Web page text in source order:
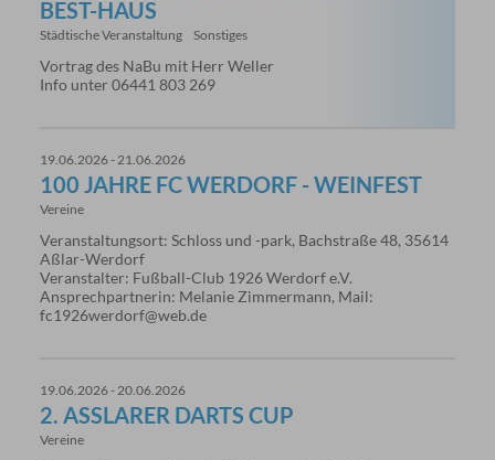
EST-HAUS
Städtische Veranstaltung Sonstiges
Vortrag des NaBu mit Herr Weller
Info unter 06441 803 269
19.06.2026 - 21.06.2026
100 JAHRE FC WERDORF - WEINFEST
Vereine
Veranstaltungsort: Schloss und -park, Bachstraße 48, 35614
Aßlar-Werdorf
Veranstalter: Fußball-Club 1926 Werdorf e.V.
Ansprechpartnerin: Melanie Zimmermann, Mail:
fc1926werdorf@web.de
19.06.2026 - 20.06.2026
2. ASSLARER DARTS CUP
Vereine